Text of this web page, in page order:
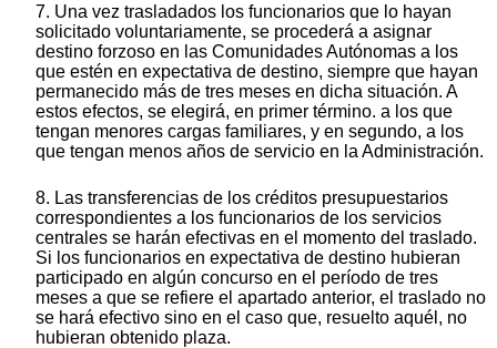
7. Una vez trasladados los funcionarios que lo hayan
solicitado voluntariamente, se procederá a asignar
destino forzoso en las Comunidades Autónomas a los
que estén en expectativa de destino, siempre que hayan
permanecido más de tres meses en dicha situación. A
estos efectos, se elegirá, en primer término. a los que
tengan menores cargas familiares, y en segundo, a los
que tengan menos años de servicio en la Administración.
8. Las transferencias de los créditos presupuestarios
correspondientes a los funcionarios de los servicios
centrales se harán efectivas en el momento del traslado.
Si los funcionarios en expectativa de destino hubieran
participado en algún concurso en el período de tres
meses a que se refiere el apartado anterior, el traslado no
se hará efectivo sino en el caso que, resuelto aquél, no
hubieran obtenido plaza.